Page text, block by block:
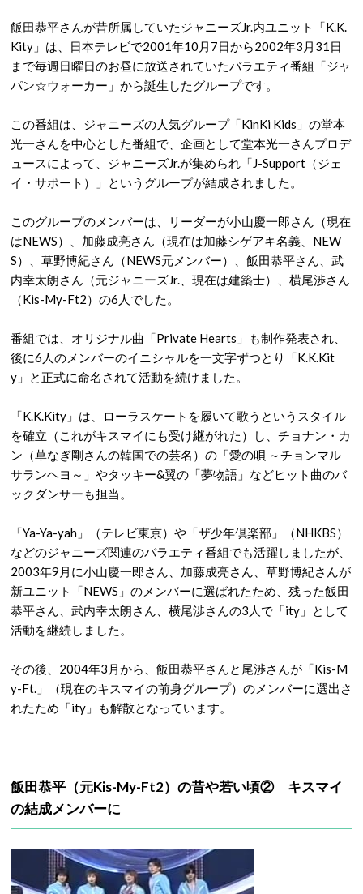
飯田恭平さんが昔所属していたジャニーズJr.内ユニット「K.K.
Kity」は、日本テレビで2001年10月7日から2002年3月31日
まで毎週日曜日のお昼に放送されていたバラエティ番組「ジャ
パン☆ウォーカー」から誕生したグループです。
この番組は、ジャニーズの人気グループ「KinKi Kids」の堂本
光一さんを中心とした番組で、企画として堂本光一さんプロデ
ュースによって、ジャニーズJr.が集められ「J-Support（ジェ
イ・サポート）」というグループが結成されました。
このグループのメンバーは、リーダーが小山慶一郎さん（現在
はNEWS）、加藤成亮さん（現在は加藤シゲアキ名義、NEW
S）、草野博紀さん（NEWS元メンバー）、飯田恭平さん、武
内幸太朗さん（元ジャニーズJr.、現在は建築士）、横尾渉さん
（Kis-My-Ft2）の6人でした。
番組では、オリジナル曲「Private Hearts」も制作発表され、
後に6人のメンバーのイニシャルを一文字ずつとり「K.K.Kit
y」と正式に命名されて活動を続けました。
「K.K.Kity」は、ローラスケートを履いて歌うというスタイル
を確立（これがキスマイにも受け継がれた）し、チョナン・カ
ン（草なぎ剛さんの韓国での芸名）の「愛の唄 ～チョンマル
サランヘヨ～」やタッキー&翼の「夢物語」などヒット曲のバ
ックダンサーも担当。
「Ya-Ya-yah」（テレビ東京）や「ザ少年倶楽部」（NHKBS）
などのジャニーズ関連のバラエティ番組でも活躍しましたが、
2003年9月に小山慶一郎さん、加藤成亮さん、草野博紀さんが
新ユニット「NEWS」のメンバーに選ばれたため、残った飯田
恭平さん、武内幸太朗さん、横尾渉さんの3人で「ity」として
活動を継続しました。
その後、2004年3月から、飯田恭平さんと尾渉さんが「Kis-M
y-Ft.」（現在のキスマイの前身グループ）のメンバーに選出さ
れたため「ity」も解散となっています。
飯田恭平（元Kis-My-Ft2）の昔や若い頃② キスマイ
の結成メンバーに